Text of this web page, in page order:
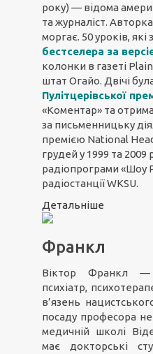
року) — відома
та журналіст.
моргає. 50 уроків, які
бестселера за
колонки в газеті
штат Огайо. Двічі
Пулітцерівської
«Коментар» та
за письменницьку
премією National
грудей у 1999 та 2009
радіопрограми «Шоу
радіостанції WKSU.
Детальніше
Франкл
Віктор Франкл —
психіатр,
в’язень
посаду професора
медичній школі
має докторські